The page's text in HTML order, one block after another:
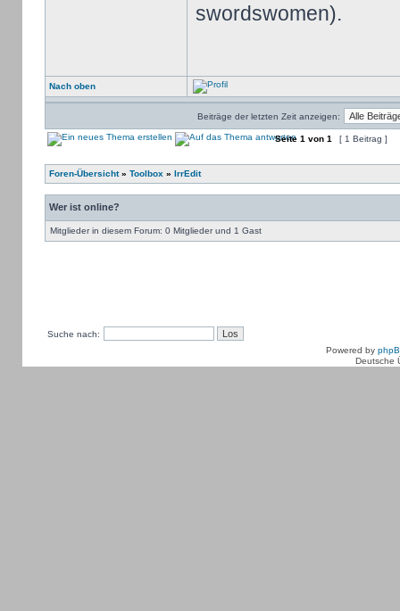
swordswomen).
Nach oben
Beiträge der letzten Zeit anzeigen:
Seite 1 von 1 [ 1 Beitrag ]
Foren-Übersicht» Toolbox » IrrEdit
Wer ist online?
Mitglieder in diesem Forum: 0 Mitglieder und 1 Gast
Suche nach:
Powered by
Deutsche